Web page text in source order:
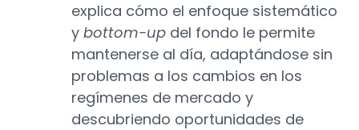
explica cómo el enfoque sistemático
y bottom-up del fondo le permite
mantenerse al día, adaptándose sin
problemas a los cambios en los
regímenes de mercado y
descubriendo oportunidades de